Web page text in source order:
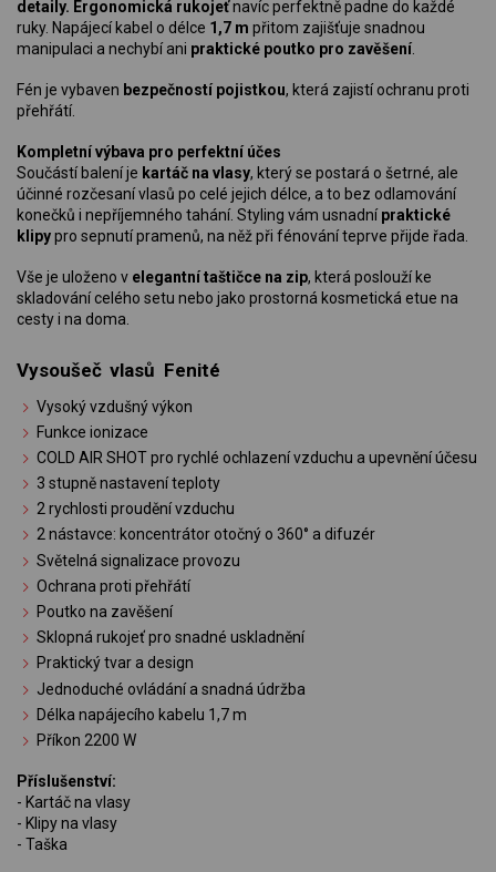
detaily. Ergonomická rukojeťnavíc perfektně padne do každé
ruky. Napájecí kabel o délce 1,7 m přitom zajišťuje snadnou
manipulaci a nechybí ani praktické poutko pro zavěšení
Fén je vybaven bezpečností pojistkou, která zajistí ochranu proti
přehřátí.
Kompletní výbava pro perfektní účes
Součástí balení je kartáč na vlasy, který se postará o šetrné, ale
účinné rozčesaní vlasů po celé jejich délce, a to bez odlamování
konečků i nepříjemného tahání. Styling vám usnadnípraktické
klipypro sepnutí pramenů, na něž při fénování teprve přijde řada.
Vše je uloženo v elegantní taštičce na zip, která poslouží ke
skladování celého setu nebo jako prostorná kosmetická etue na
cesty i na doma.
Vysoušeč vlasů Fenité
Vysoký vzdušný výkon
Funkce ionizace
COLD AIR SHOT pro rychlé ochlazení vzduchu a upevnění účesu
3 stupně nastavení teploty
2 rychlosti proudění vzduchu
2 nástavce: koncentrátor otočný o 360° a difuzér
Světelná signalizace provozu
Ochrana proti přehřátí
Poutko na zavěšení
Sklopná rukojeť pro snadné uskladnění
Praktický tvar a design
Jednoduché ovládání a snadná údržba
Délka napájecího kabelu 1,7 m
Příkon 2200 W
Příslušenství:
- Kartáč na vlasy
- Klipy na vlasy
- Taška